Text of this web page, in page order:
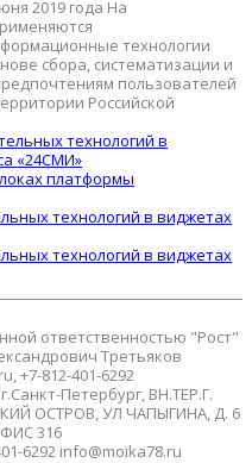
2019 года На
технологии
сбора, систематизации и
пользователей
Российской
технологий в
«24СМИ»
платформы
технологий в виджетах
технологий в виджетах
ответственностью "Рост"
Третьяков
+7-812-401-6292
Петербург, ВН.ТЕР.Г.
ОСТРОВ, УЛ ЧАПЫГИНА, Д. 6
316
6292 info@moika78.ru